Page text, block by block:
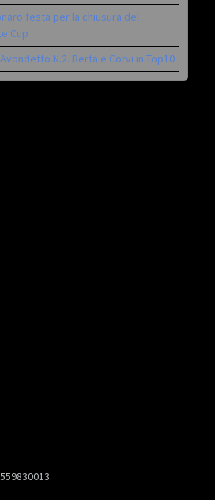
festa per la chiusura del
Cup
Avondetto N.2. Berta e Corvi in Top10